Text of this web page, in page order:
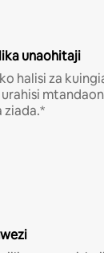
unaohitaji
halisi za
ziada.*